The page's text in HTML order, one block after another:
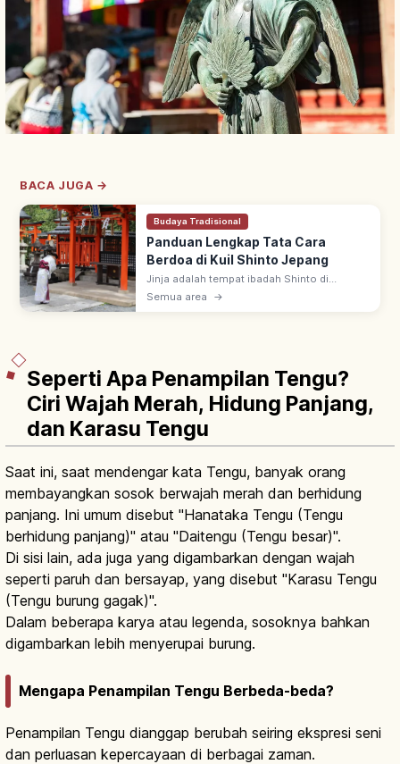
BACA JUGA →
Budaya Tradisional
Panduan Lengkap Tata Cara
Berdoa di Kuil Shinto Jepang
Jinja adalah tempat ibadah Shinto di
Jepang, ada sekitar 80.000 di seluruh
Semua area →
Seperti Apa Penampilan Tengu?
Ciri Wajah Merah, Hidung Panjang,
dan Karasu Tengu
Saat ini, saat mendengar kata Tengu, banyak orang
membayangkan sosok berwajah merah dan berhidung
panjang. Ini umum disebut "Hanataka Tengu (Tengu
berhidung panjang)" atau "Daitengu (Tengu besar)".
Di sisi lain, ada juga yang digambarkan dengan wajah
seperti paruh dan bersayap, yang disebut "Karasu Tengu
(Tengu burung gagak)".
Dalam beberapa karya atau legenda, sosoknya bahkan
digambarkan lebih menyerupai burung.
Mengapa Penampilan Tengu Berbeda-beda?
Penampilan Tengu dianggap berubah seiring ekspresi seni
dan perluasan kepercayaan di berbagai zaman.